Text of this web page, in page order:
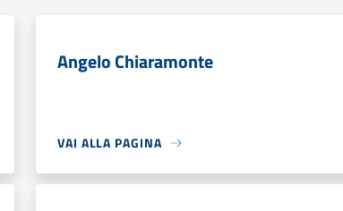
Angelo Chiaramonte
VAI ALLA PAGINA